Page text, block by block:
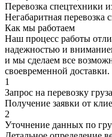
Перевозка спецтехники
Негабаритная перевозка
Как мы работаем
Наш процесс работы
надежностью и
и мы сделаем все
своевременной доставки.
1
Запрос на перевозку груза
Получение заявки от
2
Уточнение данных по